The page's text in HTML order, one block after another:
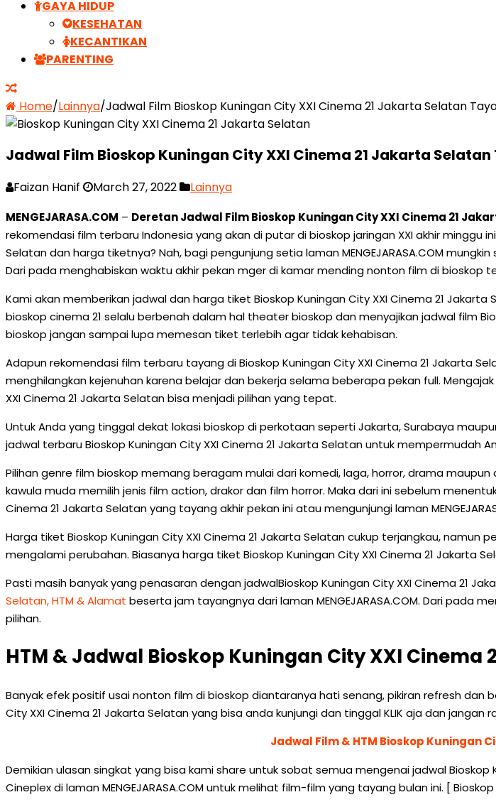
GAYA HIDUP
KESEHATAN
KECANTIKAN
PARENTING
Home/Lainnya/Jadwal Film Bioskop Kuningan City XXI Cinema 21 Jakarta Selatan
Jadwal Film Bioskop Kuningan City XXI Cinema 21 Jakarta
Faizan Hanif March 27, 2022 Lainnya
MENGEJARASA.COM – Deretan Jadwal Film Bioskop Kuningan City XXI Cinema 21
rekomendasi film terbaru Indonesia yang akan di putar di bioskop jaringan XXI akhir minggu
Selatan dan harga tiketnya? Nah, bagi pengunjung setia laman MENGEJARASA.COM
Dari pada menghabiskan waktu akhir pekan mger di kamar mending nonton film di bioskop
Kami akan memberikan jadwal dan harga tiket Bioskop Kuningan City XXI Cinema 21
bioskop cinema 21 selalu berbenah dalam hal theater bioskop dan menyajikan jadwal film
bioskop jangan sampai lupa memesan tiket terlebih agar tidak kehabisan.
Adapun rekomendasi film terbaru tayang di Bioskop Kuningan City XXI Cinema 21 Jakarta
menghilangkan kejenuhan karena belajar dan bekerja selama beberapa pekan full.
XXI Cinema 21 Jakarta Selatan bisa menjadi pilihan yang tepat.
Untuk Anda yang tinggal dekat lokasi bioskop di perkotaan seperti Jakarta, Surabaya
jadwal terbaru Bioskop Kuningan City XXI Cinema 21 Jakarta Selatan untuk
Pilihan genre film bioskop memang beragam mulai dari komedi, laga, horror, drama
kawula muda memilih jenis film action, drakor dan film horror. Maka dari ini sebelum
Cinema 21 Jakarta Selatan yang tayang akhir pekan ini atau mengunjungi laman
Harga tiket Bioskop Kuningan City XXI Cinema 21 Jakarta Selatan cukup terjangkau,
mengalami perubahan. Biasanya harga tiket Bioskop Kuningan City XXI Cinema 21 Jakarta
Pasti masih banyak yang penasaran dengan jadwalBioskop Kuningan City XXI Cinema 21
Selatan, HTM & Alamat beserta jam tayangnya dari laman MENGEJARASA.COM. Dari pada
pilihan.
HTM & Jadwal Bioskop Kuningan City XXI Cinema
Banyak efek positif usai nonton film di bioskop diantaranya hati senang, pikiran refresh dan
City XXI Cinema 21 Jakarta Selatan yang bisa anda kunjungi dan tinggal KLIK aja dan jangan
Jadwal Film & HTM Bioskop Kuningan
Demikian ulasan singkat yang bisa kami share untuk sobat semua mengenai jadwal Bioskop
Cineplex di laman MENGEJARASA.COM untuk melihat film-film yang tayang bulan ini. [